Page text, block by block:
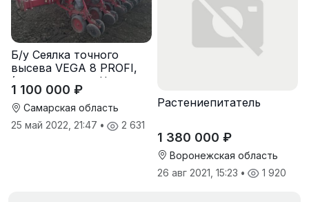
Б/у Сеялка точного
высева VEGA 8 PROFI,
(производство Червона
Зирка), 2016 г, в
отличном состоянии
1 100 000 ₽
Самарская область
25 май 2022, 21:47 • 2 631
Растениепитатель
1 380 000 ₽
Воронежская область
26 авг 2021, 15:23 • 1 920